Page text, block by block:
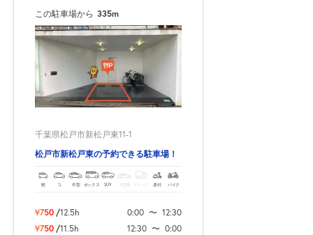
この駐車場から 335m
千葉県松戸市新松戸東11-1
松戸市新松戸東の予約できる駐車場！
軽 コ 中型 ボックス SUV トラック 原付 バイク
¥750 /12.5h 0:00 〜 12:30
¥750 /11.5h 12:30 〜 0:00